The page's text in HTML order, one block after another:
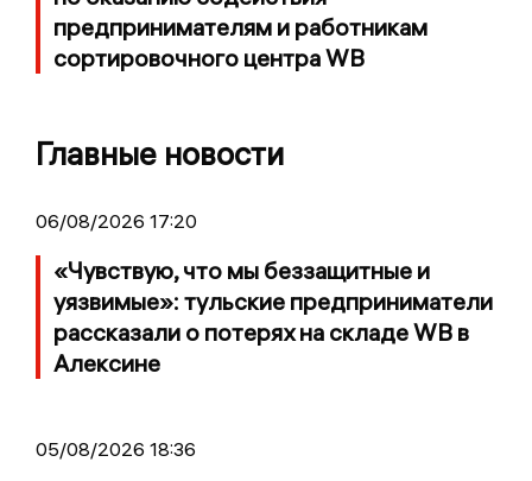
предпринимателям и работникам
сортировочного центра WB
Главные новости
06/08/2026 17:20
«Чувствую, что мы беззащитные и
уязвимые»: тульские предприниматели
рассказали о потерях на складе WB в
Алексине
05/08/2026 18:36